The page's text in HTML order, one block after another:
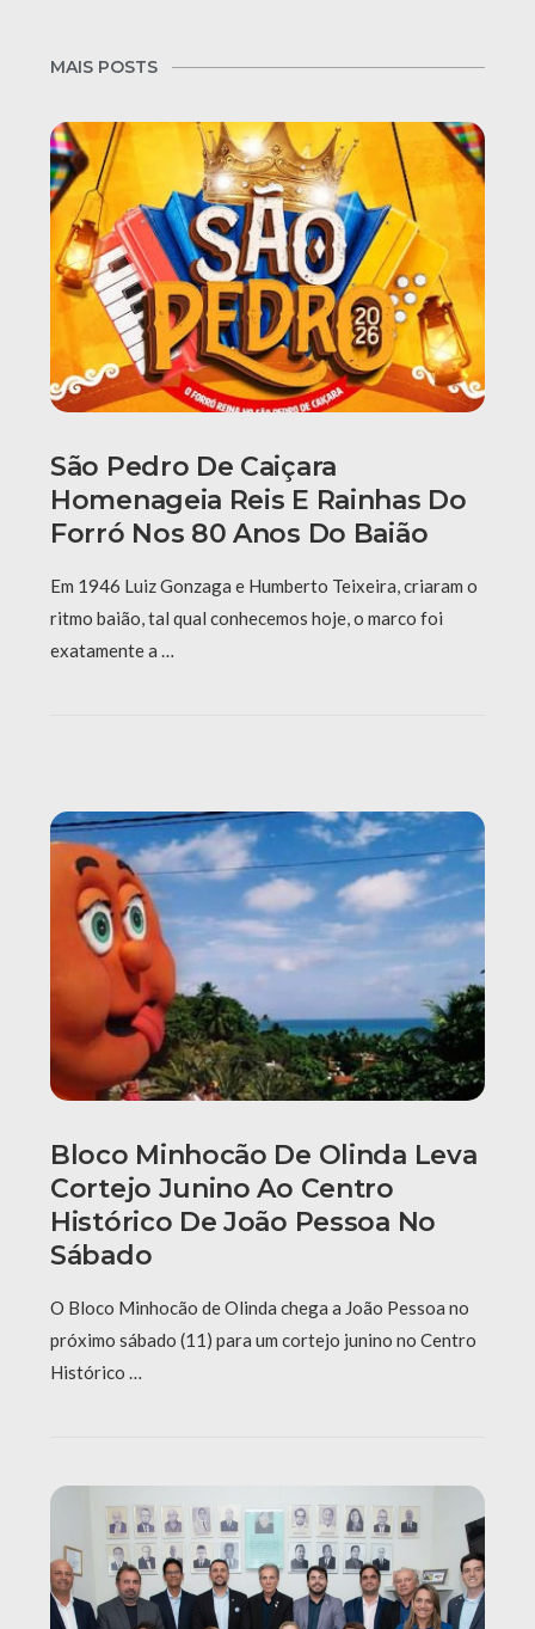
MAIS POSTS
São Pedro De Caiçara
Homenageia Reis E Rainhas Do
Forró Nos 80 Anos Do Baião
Em 1946 Luiz Gonzaga e Humberto Teixeira, criaram o
ritmo baião, tal qual conhecemos hoje, o marco foi
exatamente a …
Bloco Minhocão De Olinda Leva
Cortejo Junino Ao Centro
Histórico De João Pessoa No
Sábado
O Bloco Minhocão de Olinda chega a João Pessoa no
próximo sábado (11) para um cortejo junino no Centro
Histórico …